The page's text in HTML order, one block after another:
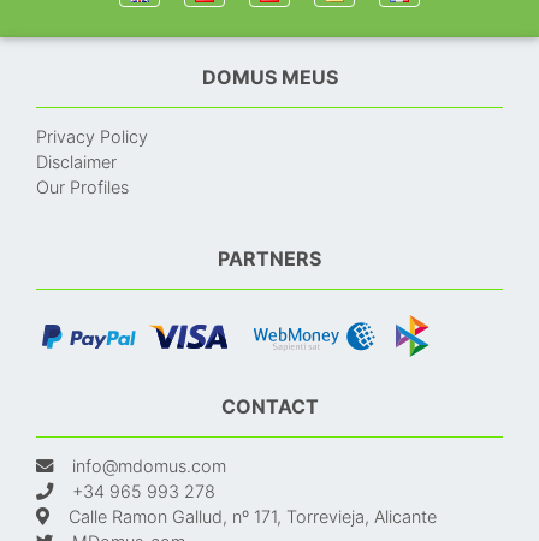
DOMUS MEUS
Privacy Policy
Disclaimer
Our Profiles
PARTNERS
CONTACT
info@mdomus.com
+34 965 993 278
Calle Ramon Gallud, nº 171, Torrevieja, Alicante